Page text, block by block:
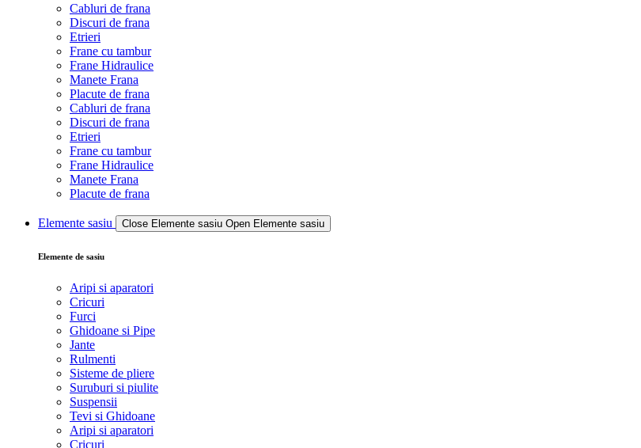
Cabluri de frana
Discuri de frana
Etrieri
Frane cu tambur
Frane Hidraulice
Manete Frana
Placute de frana
Cabluri de frana
Discuri de frana
Etrieri
Frane cu tambur
Frane Hidraulice
Manete Frana
Placute de frana
Elemente sasiu Close Elemente sasiu Open Elemente sasiu
Elemente de sasiu
Aripi si aparatori
Cricuri
Furci
Ghidoane si Pipe
Jante
Rulmenti
Sisteme de pliere
Suruburi si piulite
Suspensii
Tevi si Ghidoane
Aripi si aparatori
Cricuri